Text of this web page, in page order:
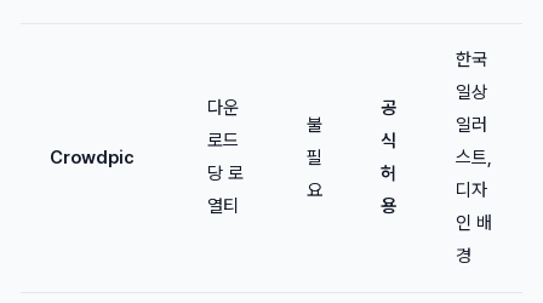
Crowdpic
다운
로드
당 로
열티
불
필
요
공
식
허
용
한국
일상
일러
스트,
디자
인 배
경